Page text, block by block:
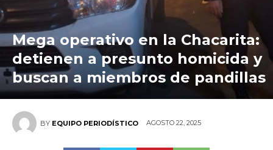
Mega operativo en la Chacarita:
detienen a presunto homicida y
buscan a miembros de pandillas
BY EQUIPO PERIODÍSTICO AGOSTO 22, 2025